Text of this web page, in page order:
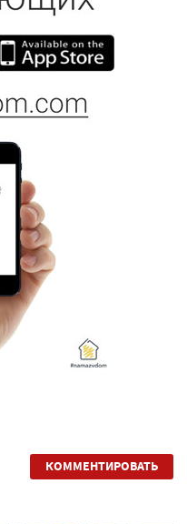
КОММЕНТИРОВАТЬ